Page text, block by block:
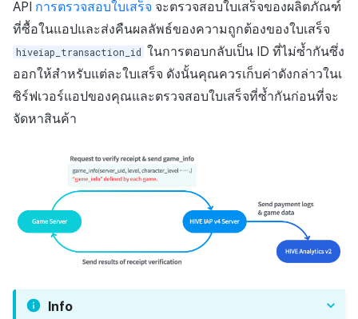
API การตรวจสอบใบเสร็จ จะตรวจสอบใบเสร็จของผลิตภัณฑ์
ที่ซื้อในแอปและส่งคืนผลลัพธ์ของความถูกต้องของใบเสร็จ
hiveiap_transaction_id ในการตอบกลับเป็น ID ที่ไม่ซ้ำกันซึ่ง
ออกให้สำหรับแต่ละใบเสร็จ ดังนั้นคุณควรเก็บค่าดังกล่าวในเ
ซิร์ฟเวอร์แอปของคุณและตรวจสอบใบเสร็จที่ซ้ำกันก่อนที่จะ
จัดหาสินค้า
Info